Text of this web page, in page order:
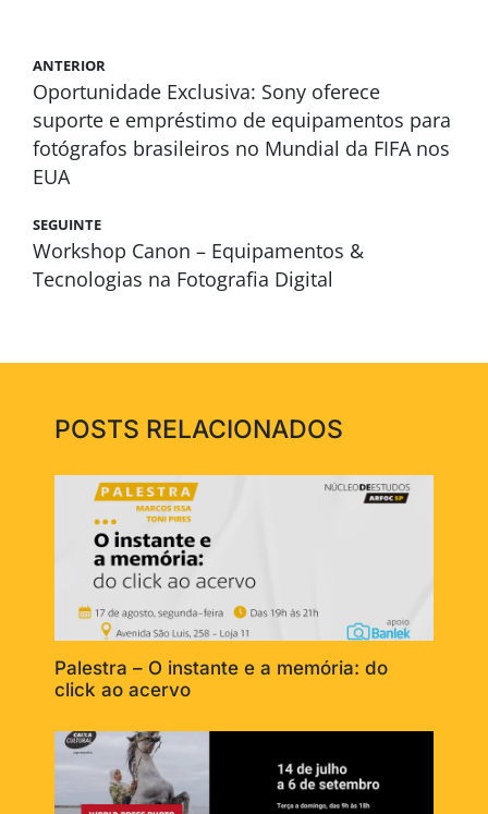
ANTERIOR
Oportunidade Exclusiva: Sony oferece
suporte e empréstimo de equipamentos para
fotógrafos brasileiros no Mundial da FIFA nos
EUA
SEGUINTE
Workshop Canon – Equipamentos &
Tecnologias na Fotografia Digital
POSTS RELACIONADOS
Palestra – O instante e a memória: do
click ao acervo